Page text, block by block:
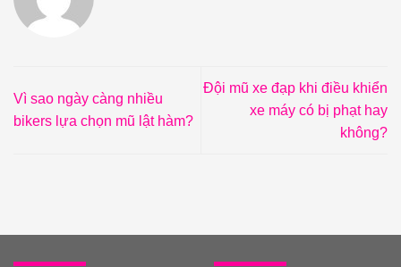
Vì sao ngày càng nhiều
bikers lựa chọn mũ lật hàm?
Đội mũ xe đạp khi điều khiển
xe máy có bị phạt hay
không?